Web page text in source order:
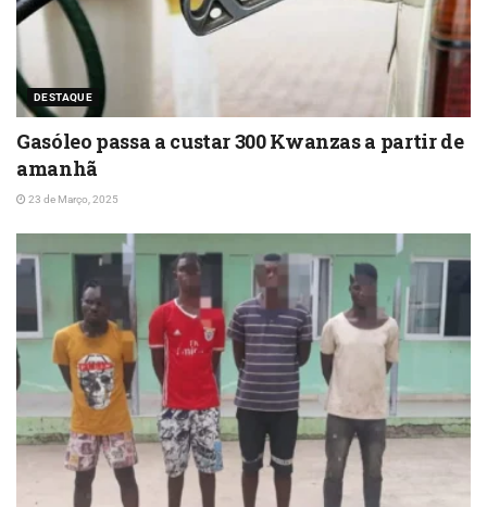
DESTAQUE
Gasóleo passa a custar 300 Kwanzas a partir de
amanhã
23 de Março, 2025